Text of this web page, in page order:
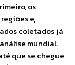
os
e,
coletados já
mundial.
que se chegue